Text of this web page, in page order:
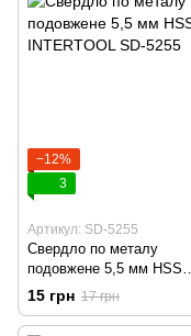
−12%
3
Артикул: SD-5255
Свердло по металу
подовжене 5,5 мм HSS
INTERTOOL SD-5255
15 грн 17 грн